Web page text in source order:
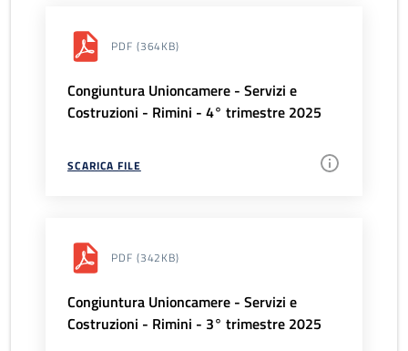
PDF (364KB)
Congiuntura Unioncamere - Servizi e
Costruzioni - Rimini - 4° trimestre 2025
SCARICA FILE
PDF (342KB)
Congiuntura Unioncamere - Servizi e
Costruzioni - Rimini - 3° trimestre 2025